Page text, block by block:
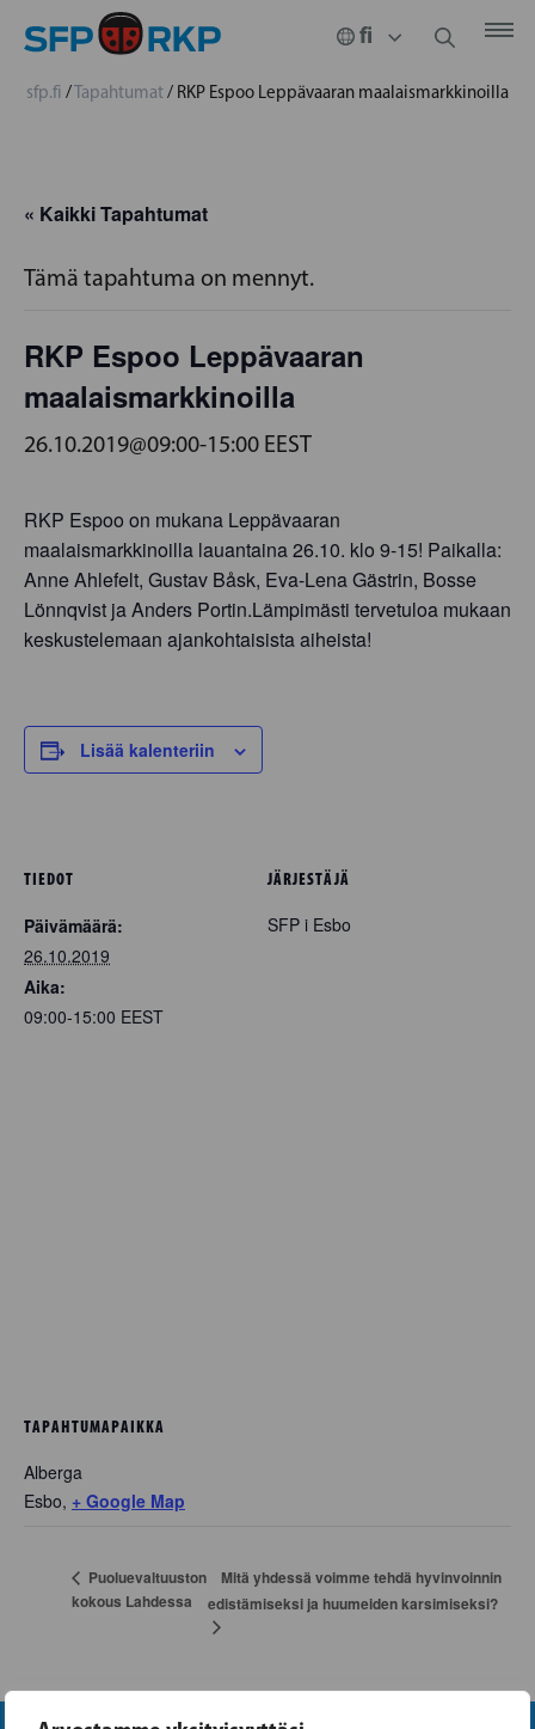
sfp.fi /Tapahtumat/ RKP Espoo Leppävaaran maalaismarkkinoilla
« Kaikki Tapahtumat
Tämä tapahtuma on mennyt.
RKP Espoo Leppävaaran
maalaismarkkinoilla
26.10.2019@09:00-15:00 EEST
RKP Espoo on mukana Leppävaaran
maalaismarkkinoilla lauantaina 26.10. klo 9-15! Paikalla:
Anne Ahlefelt, Gustav Båsk, Eva-Lena Gästrin, Bosse
Lönnqvist ja Anders Portin.Lämpimästi tervetuloa mukaan
keskustelemaan ajankohtaisista aiheista!
Lisää kalenteriin
TIEDOT
Päivämäärä:
26.10.2019
Aika:
09:00-15:00 EEST
JÄRJESTÄJÄ
SFP i Esbo
TAPAHTUMAPAIKKA
Alberga
Esbo, + Google Map
Puoluevaltuuston
kokous Lahdessa
Mitä yhdessä voimme tehdä hyvinvoinnin
edistämiseksi ja huumeiden karsimiseksi?